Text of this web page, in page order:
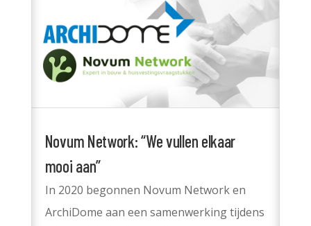
Novum Network: “We vullen elkaar
mooi aan”
In 2020 begonnen Novum Network en
ArchiDome aan een samenwerking tijdens